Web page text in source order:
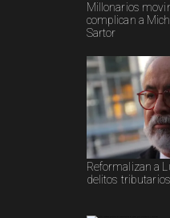
Millonarios
complican a
Sartor
Reformalizan a
delitos